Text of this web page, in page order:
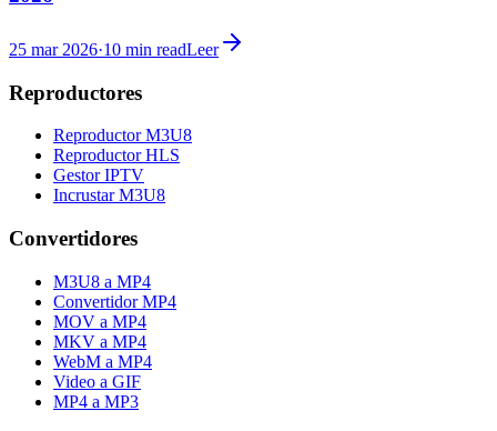
25 mar 2026·10 min readLeer
Reproductores
Reproductor M3U8
Reproductor HLS
Gestor IPTV
Incrustar M3U8
Convertidores
M3U8 a MP4
Convertidor MP4
MOV a MP4
MKV a MP4
WebM a MP4
Video a GIF
MP4 a MP3